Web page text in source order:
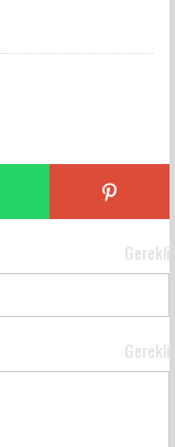
Gerekli
Gerekli